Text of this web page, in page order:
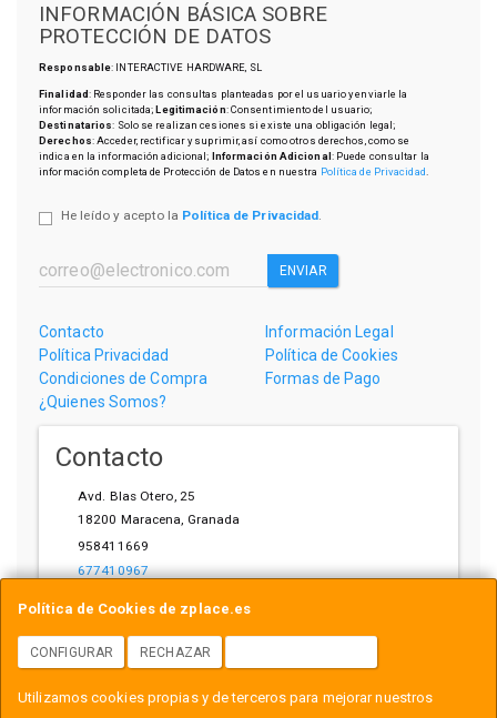
Política de Cookies de zplace.es
CONFIGURAR RECHAZAR
Utilizamos cookies propias y de terceros para mejorar nuestros
INFORMACIÓN BÁSICA SOBRE
PROTECCIÓN DE DATOS
Responsable: INTERACTIVE HARDWARE, SL
Finalidad: Responder las consultas planteadas por el usuario y enviarle la
información solicitada;Legitimación: Consentimiento del usuario;
Destinatarios: Solo se realizan cesiones si existe una obligación legal;
Derechos: Acceder, rectificar y suprimir, así como otros derechos, como se
indica en la información adicional; Información Adicional: Puede consultar la
información completa de Protección de Datos en nuestra Política de Privacidad
He leído y acepto la Política de Privacidad.
ENVIAR
Contacto
Información Legal
Política Privacidad
Política de Cookies
Condiciones de Compra
Formas de Pago
¿Quienes Somos?
Contacto
Avd. Blas Otero, 25
18200 Maracena, Granada
958411669
677410967
Horario
L-V: 10:00-14:00, 17:00-21:00